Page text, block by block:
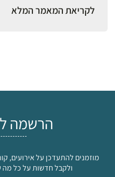
לקריאת המאמר המלא
הרשמה
מוזמנים להתעדכן על אירועים,
ולקבל חדשות על כל מה